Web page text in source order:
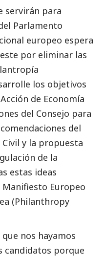
servirán para
Parlamento
europeo espera
por eliminar las
los objetivos
de Economía
del Consejo para
del
Civil y la propuesta
de la
estas ideas
Manifiesto Europeo
(Philanthropy
nos hayamos
candidatos porque